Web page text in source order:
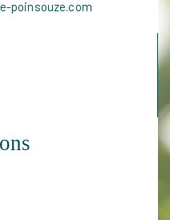
poinsouze.com